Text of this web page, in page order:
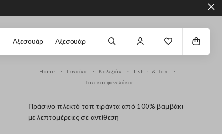
Αξεσουάρ Αξεσουάρ
Home Γυναίκα Κολεξιόν
T-shirt & Τοπ
Τοπ και φανελάκια
Πράσινο πλεκτό τοπ τιράντα από 100% βαμβάκι
με λεπτομέρειες σε αντίθεση